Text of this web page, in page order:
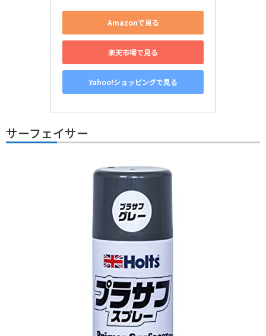
Amazonで見る
楽天市場で見る
Yahoo!ショッピングで見る
サーフェイサー